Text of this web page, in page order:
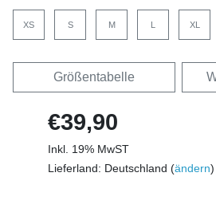
XS S M L XL
Größentabelle
€39,90
Inkl. 19% MwST
Lieferland: Deutschland (ändern)